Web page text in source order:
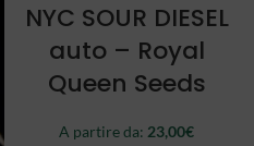
NYC SOUR DIESEL
auto – Royal
Queen Seeds
A partire da: 23,00€